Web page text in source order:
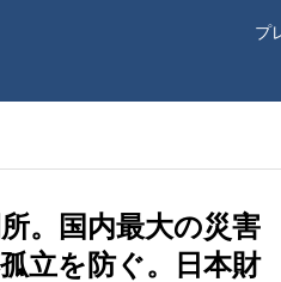
プ
。国内最大の災害
立を防ぐ。日本財